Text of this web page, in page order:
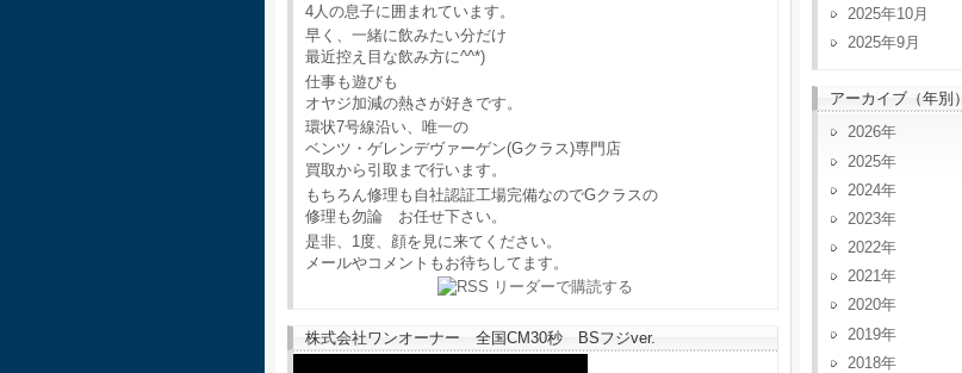
4人の息子に囲まれています。
早く、一緒に飲みたい分だけ
最近控え目な飲み方に^^*)
仕事も遊びも
オヤジ加減の熱さが好きです。
環状7号線沿い、唯一の
ベンツ・ゲレンデヴァーゲン(Gクラス)専門店
買取から引取まで行います。
もちろん修理も自社認証工場完備なのでGクラスの
修理も勿論 お任せ下さい。
是非、1度、顔を見に来てください。
メールやコメントもお待ちしてます。
株式会社ワンオーナー 全国CM30秒 BSフジver.
2025年10月
2025年9月
アーカイブ（年別）
2026
2025
2024
2023
2022
2021
2020
2019
2018